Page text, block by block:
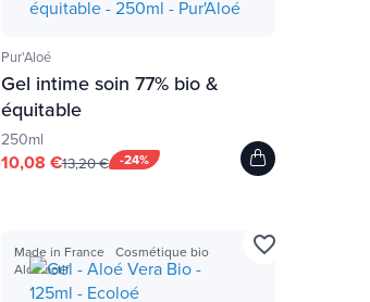
Pur'Aloé
Gel intime soin 77% bio &
équitable
250ml
-24%
10,08 €13,20 €
Made in France
Cosmétique bio
Aloe actif
favorite_border